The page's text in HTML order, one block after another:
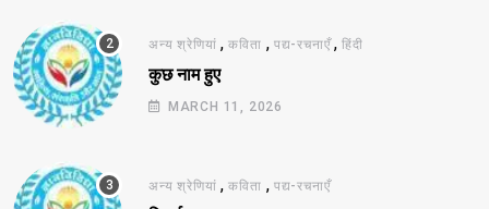
अन्य श्रेणियां ,कविता , पद्य-रचनाएँ,हिंदी
कुछ नाम हुए
MARCH 11, 2026
अन्य श्रेणियां ,कविता , पद्य-रचनाएँ